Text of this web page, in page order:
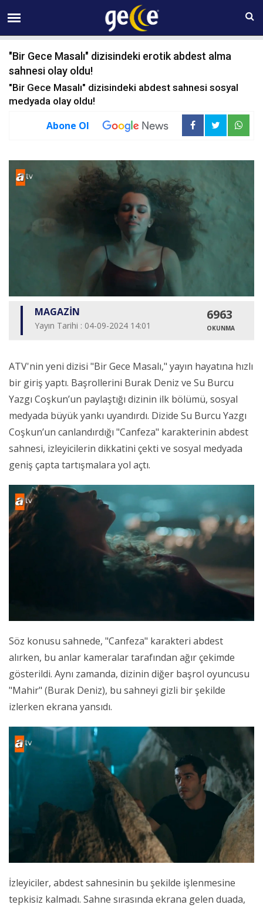
08 AĞUSTOS Cumartesi 01:35
"Bir Gece Masalı" dizisindeki erotik abdest alma
sahnesi olay oldu!
"Bir Gece Masalı" dizisindeki abdest sahnesi sosyal
medyada olay oldu!
Abone Ol
MAGAZİN
Yayın Tarihi : 04-09-2024 14:01
6963
OKUNMA
ATV'nin yeni dizisi "Bir Gece Masalı," yayın hayatına hızlı
bir giriş yaptı. Başrollerini Burak Deniz ve Su Burcu
Yazgı Coşkun’un paylaştığı dizinin ilk bölümü, sosyal
medyada büyük yankı uyandırdı. Dizide Su Burcu Yazgı
Coşkun’un canlandırdığı "Canfeza" karakterinin abdest
sahnesi, izleyicilerin dikkatini çekti ve sosyal medyada
geniş çapta tartışmalara yol açtı.
Söz konusu sahnede, "Canfeza" karakteri abdest
alırken, bu anlar kameralar tarafından ağır çekimde
gösterildi. Aynı zamanda, dizinin diğer başrol oyuncusu
"Mahir" (Burak Deniz), bu sahneyi gizli bir şekilde
izlerken ekrana yansıdı.
İzleyiciler, abdest sahnesinin bu şekilde işlenmesine
tepkisiz kalmadı. Sahne sırasında ekrana gelen duada,